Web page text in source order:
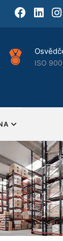
Facebook
kvality
CE